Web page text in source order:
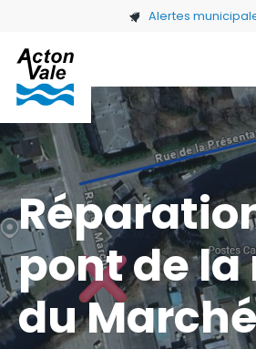
Skip to main content Alertes
pont de la
du